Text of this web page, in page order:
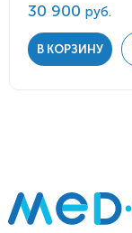
30 900 руб.
В КОРЗИНУ